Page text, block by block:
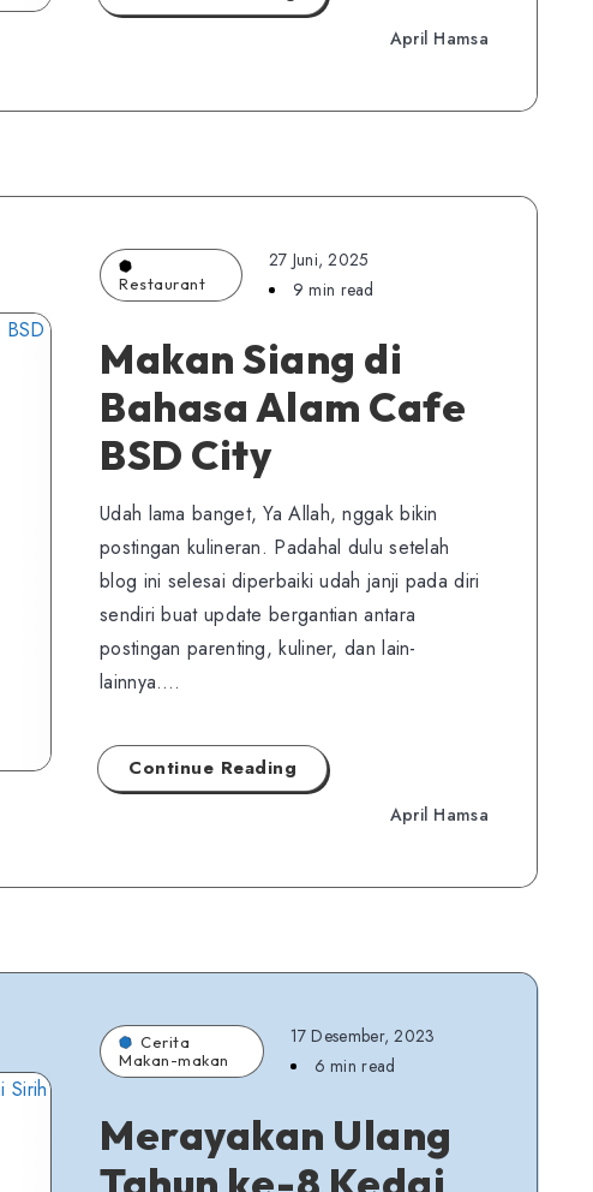
April Hamsa
Restaurant
27 Juni, 2025
9 min read
Makan Siang di
Bahasa Alam Cafe
BSD City
Udah lama banget, Ya Allah, nggak bikin
postingan kulineran. Padahal dulu setelah
blog ini selesai diperbaiki udah janji pada diri
sendiri buat update bergantian antara
postingan parenting, kuliner, dan lain-
lainnya….
Continue Reading
April Hamsa
Cerita
Makan-makan
17 Desember, 2023
6 min read
Merayakan Ulang